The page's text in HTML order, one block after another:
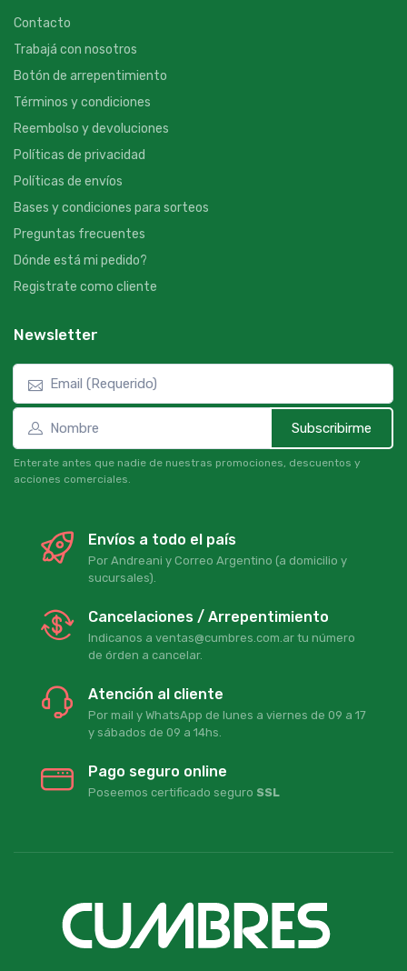
Contacto
Trabajá con nosotros
Botón de arrepentimiento
Términos y condiciones
Reembolso y devoluciones
Políticas de privacidad
Políticas de envíos
Bases y condiciones para sorteos
Preguntas frecuentes
Dónde está mi pedido?
Registrate como cliente
Newsletter
Subscribirme
Enterate antes que nadie de nuestras promociones, descuentos y
acciones comerciales.
Envíos a todo el país
Por Andreani y Correo Argentino (a domicilio y
sucursales).
Cancelaciones / Arrepentimiento
Indicanos a ventas@cumbres.com.ar tu número
de órden a cancelar.
Atención al cliente
Por mail y WhatsApp de lunes a viernes de 09 a 17
y sábados de 09 a 14hs.
Pago seguro online
Poseemos certificado seguro SSL